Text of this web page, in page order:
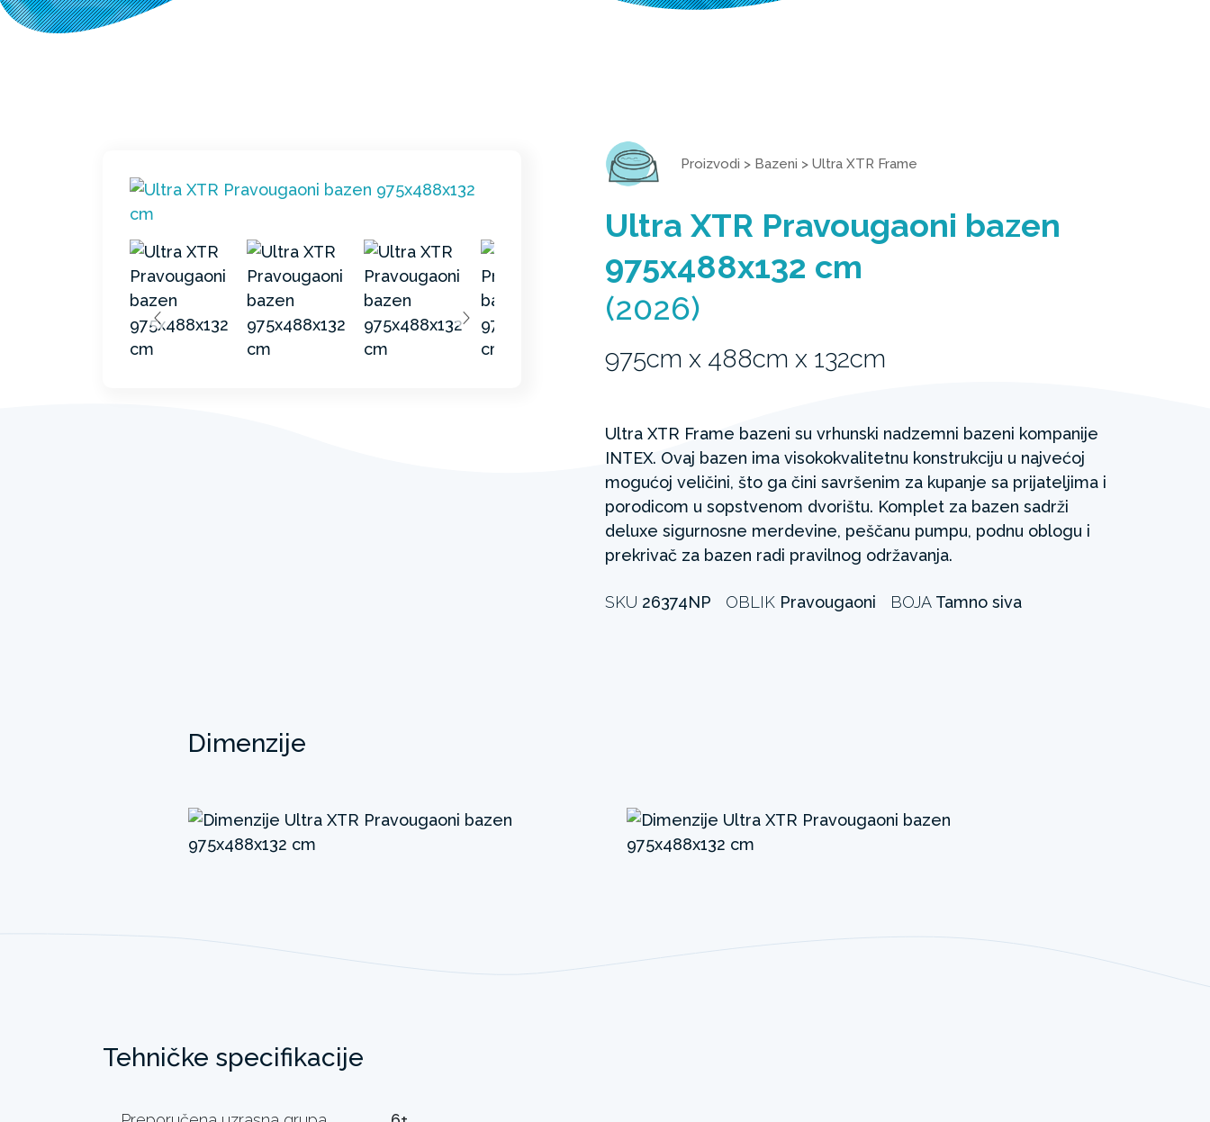
Proizvodi > Bazeni > Ultra XTR Frame
Ultra XTR Pravougaoni bazen
975x488x132 cm
(2026)
975cm x 488cm x 132cm
Ultra XTR Frame bazeni su vrhunski nadzemni bazeni kompanije
INTEX. Ovaj bazen ima visokokvalitetnu konstrukciju u najvećoj
mogućoj veličini, što ga čini savršenim za kupanje sa prijateljima i
porodicom u sopstvenom dvorištu. Komplet za bazen sadrži
deluxe sigurnosne merdevine, peščanu pumpu, podnu oblogu i
prekrivač za bazen radi pravilnog održavanja.
SKU 26374NP OBLIK Pravougaoni BOJA Tamno siva
Dimenzije
Tehničke specifikacije